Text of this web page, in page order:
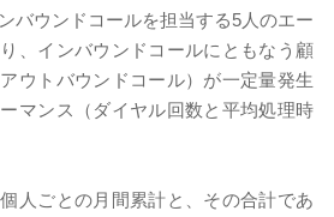
バウンドコールを担当する5人のエー
、インバウンドコールにともなう顧
ウトバウンドコール）が一定量発生
マンス（ダイヤル回数と平均処理時
人ごとの月間累計と、その合計であ